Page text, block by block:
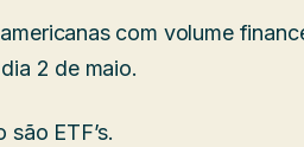
com volume
2 de maio.
ETF’s.